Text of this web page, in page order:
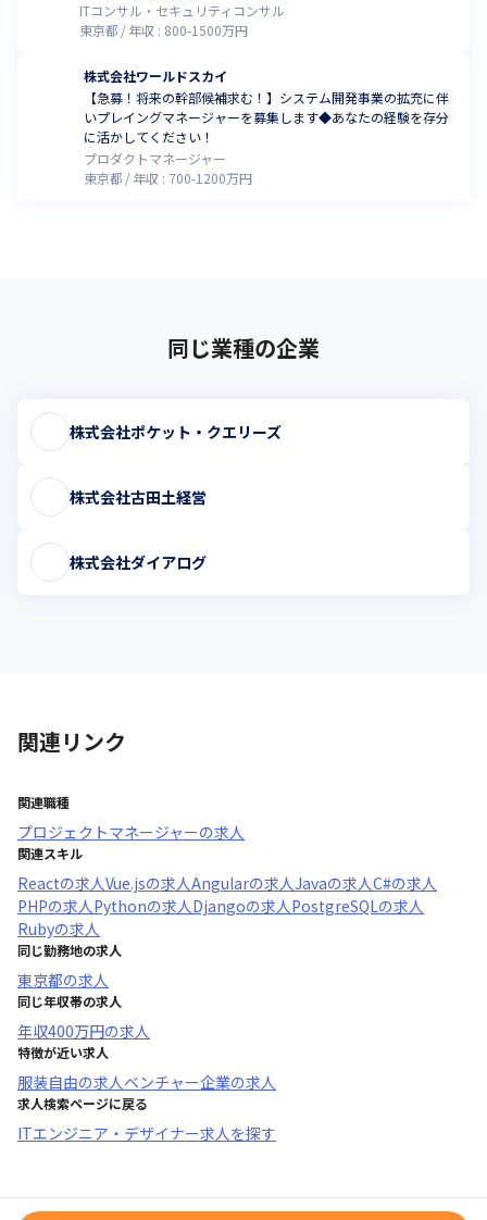
ITコンサル・セキュリティコンサル
東京都
年収 : 800-1500万円
株式会社ワールドスカイ
【急募！将来の幹部候補求む！】システム開発事業の拡充に伴
いプレイングマネージャーを募集します◆あなたの経験を存分
に活かしてください！
プロダクトマネージャー
東京都
年収 : 700-1200万円
同じ業種の企業
株式会社ポケット・クエリーズ
株式会社古田土経営
株式会社ダイアログ
関連リンク
関連職種
プロジェクトマネージャーの求人
関連スキル
Reactの求人Vue.jsの求人Angularの求人Javaの求人C#の求人
PHPの求人Pythonの求人Djangoの求人PostgreSQLの求人
Rubyの求人
同じ勤務地の求人
東京都の求人
同じ年収帯の求人
年収400万円の求人
特徴が近い求人
服装自由の求人ベンチャー企業の求人
求人検索ページに戻る
ITエンジニア・デザイナー求人を探す